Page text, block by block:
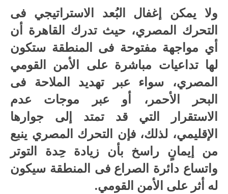
ولا يمكن إغفال البُعد الاستراتيجي فى
التحرك المصري، حيث تدرك القاهرة أن
أي مواجهة مفتوحة فى المنطقة ستكون
لها تداعيات مباشرة على الأمن القومي
المصري، سواء عبر تهديد الملاحة فى
البحر الأحمر، أو عبر موجات عدم
الاستقرار التي قد تمتد إلى جوارها
الإقليمي، لذلك، فإن التحرك المصري ينبع
من إيمانٍ راسخ بأن زيادة حِدة التوتر
واتساع دائرة الصراع فى المنطقة سيكون
له أثر على الأمن القومي.